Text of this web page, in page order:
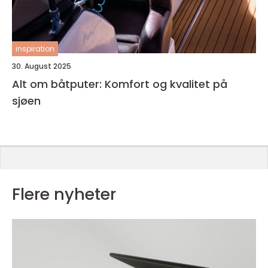
inspiration
30. August 2025
Alt om båtputer: Komfort og kvalitet på
sjøen
Flere nyheter